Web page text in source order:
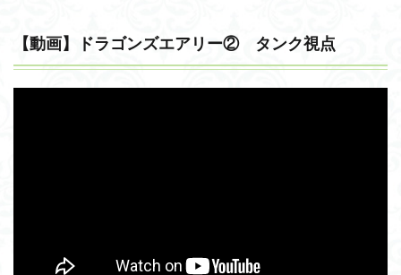
【動画】ドラゴンズエアリー② タンク視点